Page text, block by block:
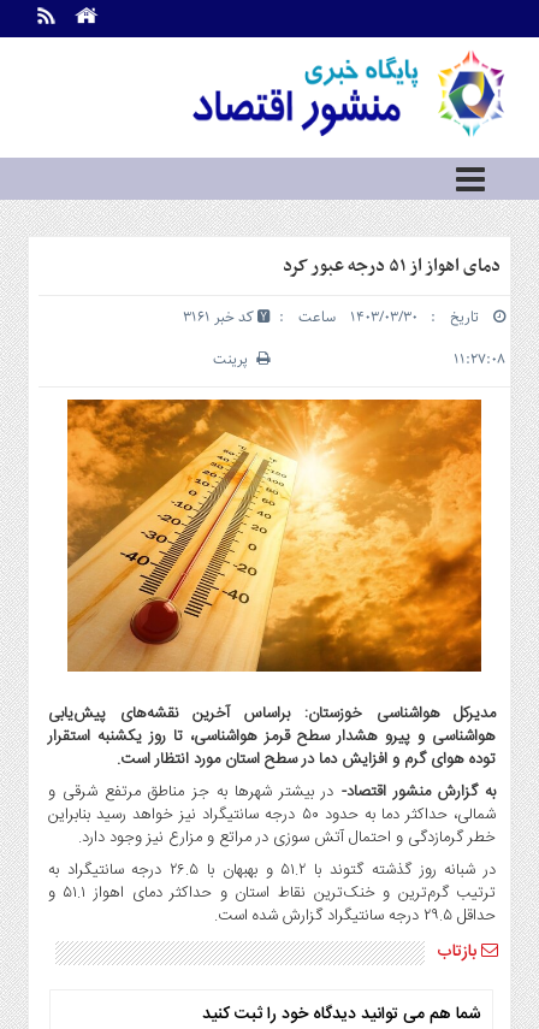
اطلاعات
تماس
ما
درباره
ما
سرویس
ها
بازار
سرمایه
و
بورس
مسکن
و
شهری
گاز
و
پتروشیمی
صنعت
و
خودرو
استارت
آپ
و
فن
آوری
بانک
،
بیمه
و
ارز
دیجیتال
دمای اهواز از ۵۱ درجه عبور کرد
تاریخ : ۱۴۰۳/۰۳/۳۰ ساعت :
۱۱:۲۷:۰۸
کد خبر 3161
پرینت
مدیرکل هواشناسی خوزستان: براساس آخرین نقشه‌های پیش‌یابی
هواشناسی و پیرو هشدار سطح قرمز هواشناسی، تا روز یکشنبه استقرار
توده هوای گرم و افزایش دما در سطح استان مورد انتظار است.
به گزارش منشور اقتصاد- در بیشتر شهرها به جز مناطق مرتفع شرقی و
شمالی، حداکثر دما به حدود ۵۰ درجه سانتیگراد نیز خواهد رسید بنابراین
خطر گرمازدگی و احتمال آتش سوزی در مراتع و مزارع نیز وجود دارد.
در شبانه روز گذشته گتوند با ۵۱.۲ و بهبهان با ۲۶.۵ درجه سانتیگراد به
ترتیب گرم‌ترین و خنک‌ترین نقاط استان و حداکثر دمای اهواز ۵۱.۱ و
حداقل ۲۹.۵ درجه سانتیگراد گزارش شده است.
بازتاب
شما هم می توانید دیدگاه خود را ثبت کنید